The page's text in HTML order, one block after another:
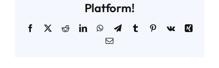
Platform!
Facebook
X RedditLinkedInWhatsApp
TelegramTumblr Pinterest
Vk
Xing
Email